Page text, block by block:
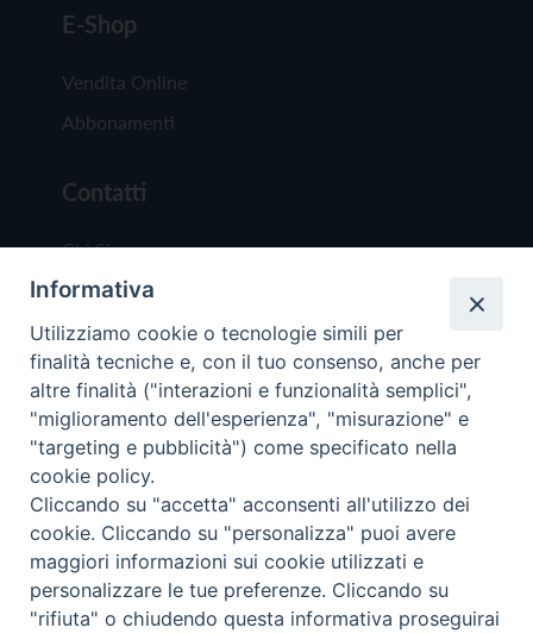
E-Shop
Vendita Online
Abbonamenti
Contatti
Chi Siamo
Redazione
Scrivici
Copyright © 2019 - Tutti i diritti riservati - Vita
Trentina Editrice
Privacy Policy
Torna
Informativa
Utilizziamo cookie o tecnologie simili per
finalità tecniche e, con il tuo consenso, anche per
altre finalità ("interazioni e funzionalità semplici",
"miglioramento dell'esperienza", "misurazione" e
"targeting e pubblicità") come specificato nella
cookie policy.
Cliccando su "accetta" acconsenti all'utilizzo dei
cookie. Cliccando su "personalizza" puoi avere
maggiori informazioni sui cookie utilizzati e
personalizzare le tue preferenze. Cliccando su
"rifiuta" o chiudendo questa informativa proseguirai